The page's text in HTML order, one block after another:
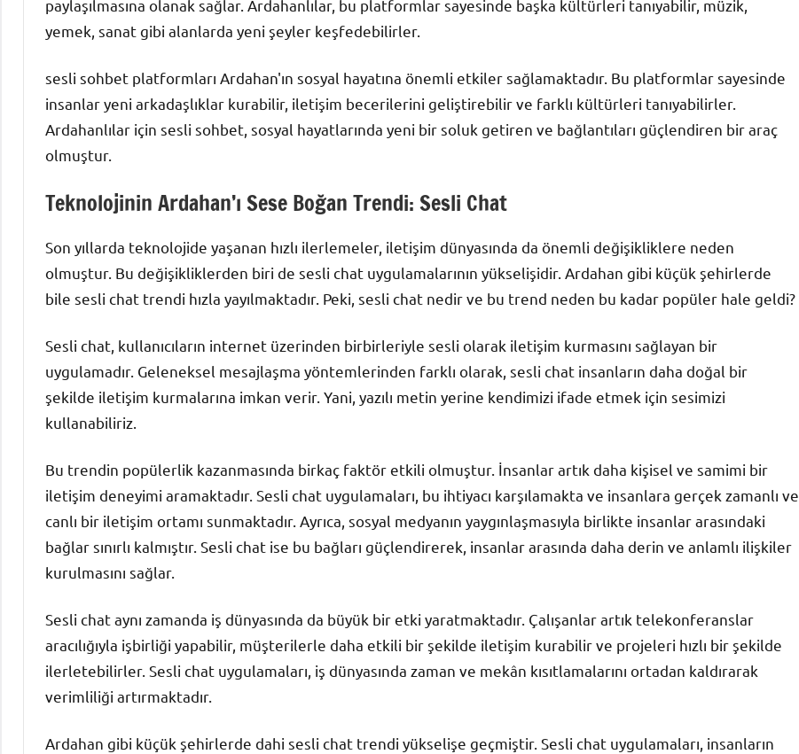
paylaşılmasına olanak sağlar. Ardahanlılar, bu platformlar sayesinde başka kültürleri tanıyabilir, müzik,
yemek, sanat gibi alanlarda yeni şeyler keşfedebilirler.
sesli sohbet platformları Ardahan'ın sosyal hayatına önemli etkiler sağlamaktadır. Bu platformlar sayesinde
insanlar yeni arkadaşlıklar kurabilir, iletişim becerilerini geliştirebilir ve farklı kültürleri tanıyabilirler.
Ardahanlılar için sesli sohbet, sosyal hayatlarında yeni bir soluk getiren ve bağlantıları güçlendiren bir araç
olmuştur.
Teknolojinin Ardahan’ı Sese Boğan Trendi: Sesli Chat
Son yıllarda teknolojide yaşanan hızlı ilerlemeler, iletişim dünyasında da önemli değişikliklere neden
olmuştur. Bu değişikliklerden biri de sesli chat uygulamalarının yükselişidir. Ardahan gibi küçük şehirlerde
bile sesli chat trendi hızla yayılmaktadır. Peki, sesli chat nedir ve bu trend neden bu kadar popüler hale geldi?
Sesli chat, kullanıcıların internet üzerinden birbirleriyle sesli olarak iletişim kurmasını sağlayan bir
uygulamadır. Geleneksel mesajlaşma yöntemlerinden farklı olarak, sesli chat insanların daha doğal bir
şekilde iletişim kurmalarına imkan verir. Yani, yazılı metin yerine kendimizi ifade etmek için sesimizi
kullanabiliriz.
Bu trendin popülerlik kazanmasında birkaç faktör etkili olmuştur. İnsanlar artık daha kişisel ve samimi bir
iletişim deneyimi aramaktadır. Sesli chat uygulamaları, bu ihtiyacı karşılamakta ve insanlara gerçek zamanlı ve
canlı bir iletişim ortamı sunmaktadır. Ayrıca, sosyal medyanın yaygınlaşmasıyla birlikte insanlar arasındaki
bağlar sınırlı kalmıştır. Sesli chat ise bu bağları güçlendirerek, insanlar arasında daha derin ve anlamlı ilişkiler
kurulmasını sağlar.
Sesli chat aynı zamanda iş dünyasında da büyük bir etki yaratmaktadır. Çalışanlar artık telekonferanslar
aracılığıyla işbirliği yapabilir, müşterilerle daha etkili bir şekilde iletişim kurabilir ve projeleri hızlı bir şekilde
ilerletebilirler. Sesli chat uygulamaları, iş dünyasında zaman ve mekân kısıtlamalarını ortadan kaldırarak
verimliliği artırmaktadır.
Ardahan gibi küçük şehirlerde dahi sesli chat trendi yükselişe geçmiştir. Sesli chat uygulamaları, insanların